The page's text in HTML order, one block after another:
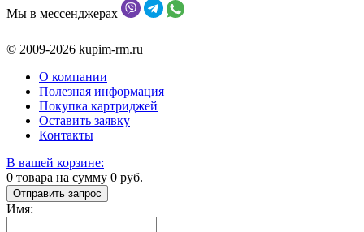
Мы в мессенджерах
© 2009-2026 kupim-rm.ru
О компании
Полезная информация
Покупка картриджей
Оставить заявку
Контакты
В вашей корзине:
0 товара на сумму 0 руб.
Отправить запрос
Имя: